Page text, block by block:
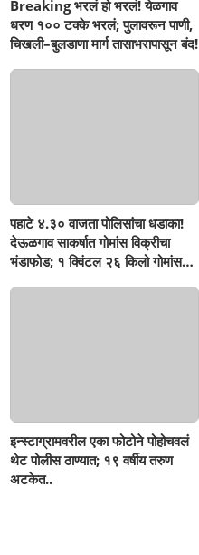
Breaking भरलं हो भरलं! येळगाव
धरण १०० टक्के भरलं; पुलावरून पाणी,
चिखली–बुलडाणा मार्ग तासाभरापासून बंद!
पहाटे ४.३० वाजता पोलिसांचा धडाका!
देऊळगाव साकर्षात गोमांस विक्रीचा
भंडाफोड; १ क्विंटल २६ किलो गोमांस
इन्स्टाग्रामवरील एका फोटोने पोहोचवलं
थेट पोलीस ठाण्यात; १९ वर्षीय तरुण
अटकेत..